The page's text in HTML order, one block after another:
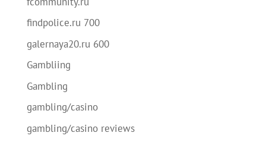
findpolice.ru 700
galernaya20.ru 600
Gambliing
Gambling
gambling/casino
gambling/casino reviews